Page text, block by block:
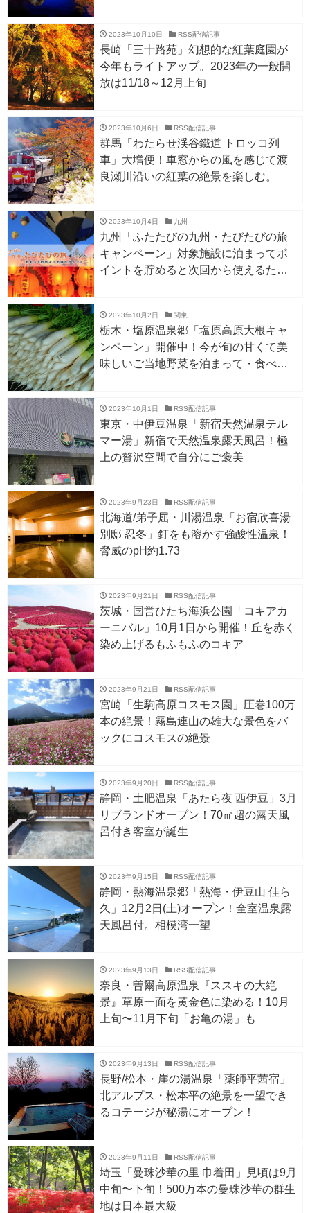
2023年10月10日 RSS配信記事
長崎「三十路苑」幻想的な紅葉庭園が
今年もライトアップ。2023年の一般開
放は11/18～12月上旬
2023年10月6日 RSS配信記事
群馬「わたらせ渓谷鐵道 トロッコ列
車」大増便！車窓からの風を感じて渡
良瀬川沿いの紅葉の絶景を楽しむ。
2023年10月4日 九州
九州「ふたたびの九州・たびたびの旅
キャンペーン」対象施設に泊まってポ
イントを貯めると次回から使えるたび
2023年10月2日 関東
栃木・塩原温泉郷「塩原高原大根キャ
ンペーン」開催中！今が旬の甘くて美
味しいご当地野菜を泊まって・食べ
2023年10月1日 RSS配信記事
東京・中伊豆温泉「新宿天然温泉テル
マー湯」新宿で天然温泉露天風呂！極
上の贅沢空間で自分にご褒美
2023年9月23日 RSS配信記事
北海道/弟子屈・川湯温泉「お宿欣喜湯
別邸 忍冬」釘をも溶かす強酸性温泉！
脅威のpH約1.73
2023年9月21日 RSS配信記事
茨城・国営ひたち海浜公園「コキアカ
ーニバル」10月1日から開催！丘を赤く
染め上げるもふもふのコキア
2023年9月21日 RSS配信記事
宮崎「生駒高原コスモス園」圧巻100万
本の絶景！霧島連山の雄大な景色をバ
ックにコスモスの絶景
2023年9月20日 RSS配信記事
静岡・土肥温泉「あたら夜 西伊豆」3月
リブランドオープン！70㎡超の露天風
呂付き客室が誕生
2023年9月15日 RSS配信記事
静岡・熱海温泉郷「熱海・伊豆山 佳ら
久」12月2日(土)オープン！全室温泉露
天風呂付。相模湾一望
2023年9月13日 RSS配信記事
奈良・曽爾高原温泉『ススキの大絶
景』草原一面を黄金色に染める！10月
上旬〜11月下旬「お亀の湯」も
2023年9月13日 RSS配信記事
長野/松本・崖の湯温泉「薬師平茜宿」
北アルプス・松本平の絶景を一望でき
るコテージが秘湯にオープン！
2023年9月11日 RSS配信記事
埼玉「曼珠沙華の里 巾着田」見頃は9月
中旬〜下旬！500万本の曼珠沙華の群生
地は日本最大級